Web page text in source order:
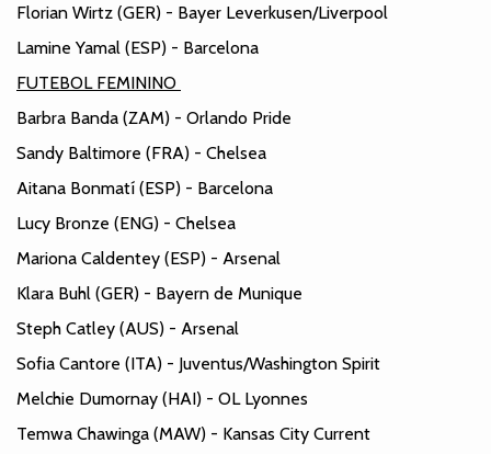
Florian Wirtz (GER) - Bayer Leverkusen/Liverpool
Lamine Yamal (ESP) - Barcelona
FUTEBOL FEMININO
Barbra Banda (ZAM) - Orlando Pride
Sandy Baltimore (FRA) - Chelsea
Aitana Bonmatí (ESP) - Barcelona
Lucy Bronze (ENG) - Chelsea
Mariona Caldentey (ESP) - Arsenal
Klara Buhl (GER) - Bayern de Munique
Steph Catley (AUS) - Arsenal
Sofia Cantore (ITA) - Juventus/Washington Spirit
Melchie Dumornay (HAI) - OL Lyonnes
Temwa Chawinga (MAW) - Kansas City Current